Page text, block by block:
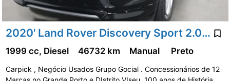
2020' Land Rover Discovery Sport 2.0 Ed4 Hse
1999 cc, Diesel 46732 km Manual Preto
Carpick , Negócio Usados Grupo Gocial . Concessionários de 12